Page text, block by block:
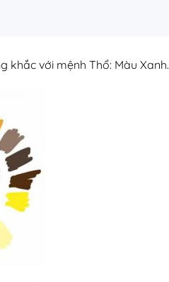
khắc với mệnh Thổ: Màu Xanh.